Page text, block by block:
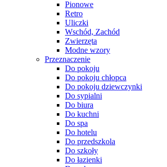
Pionowe
Retro
Uliczki
Wschód, Zachód
Zwierzęta
Modne wzory
Przeznaczenie
Do pokoju
Do pokoju chłopca
Do pokoju dziewczynki
Do sypialni
Do biura
Do kuchni
Do spa
Do hotelu
Do przedszkola
Do szkoły
Do łazienki